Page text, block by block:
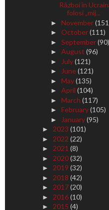
Război în
folosi „mij...
► November
► October(111)
► September(90)
► August (96)
► July(121)
► June(121)
► May(135)
► April (104)
► March (117)
► February(105)
► January(95)
► 2023 (101)
► 2022 (22)
► 2021 (8)
► 2020(32)
► 2019 (32)
► 2018 (42)
► 2017(20)
► 2016(10)
► 2015 (4)